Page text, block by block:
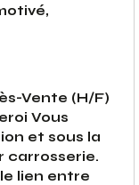
Vente (H/F)
Vous
et sous la
carrosserie.
lien entre